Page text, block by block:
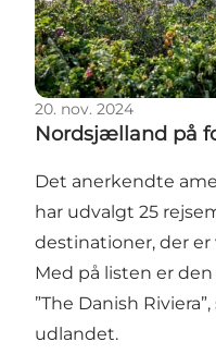
20. nov. 2024
Nordsjælland på
Det anerkendte
har udvalgt 25
destinationer, der
Med på listen er
”The Danish
udlandet.